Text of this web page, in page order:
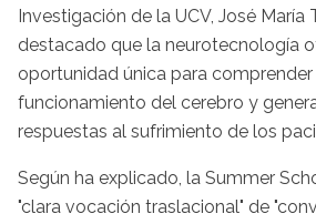
Investigación de la UCV, José María
destacado que la neurotecnología
oportunidad única para
funcionamiento del cerebro y
respuestas al sufrimiento de los
Según ha explicado, la Summer
"clara vocación traslacional" de